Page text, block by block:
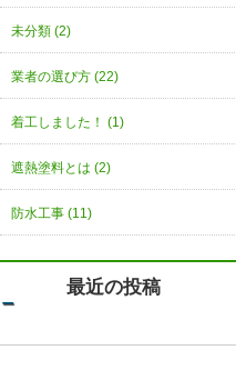
未分類 (2)
業者の選び方 (22)
着工しました！ (1)
遮熱塗料とは (2)
防水工事 (11)
最近の投稿